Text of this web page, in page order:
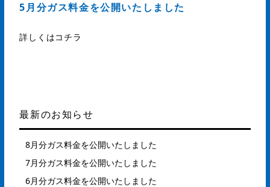
5月分ガス料金を公開いたしました
詳しくはコチラ
最新のお知らせ
8月分ガス料金を公開いたしました
7月分ガス料金を公開いたしました
6月分ガス料金を公開いたしました